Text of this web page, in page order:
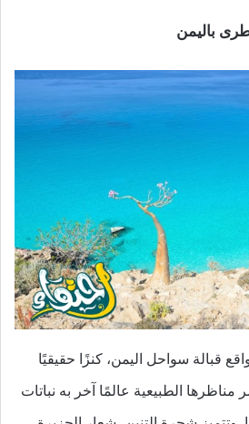
باليمن
قبالة سواحل اليمن، كنزًا حقيقيًا
مناظرها الطبيعية عالمًا آخر به نباتات